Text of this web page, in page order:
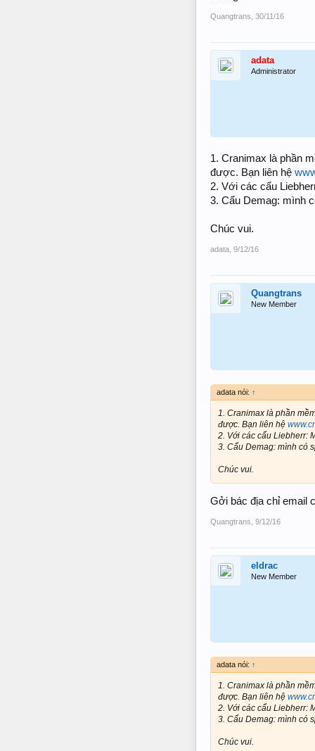
Quangtrans 30/11/16
adata
Administrator
1. Cranimax là phần
được. Bạn liên hệ
2. Với các cẩu
3. Cẩu Demag: mình
Chúc vui.
adata 9/12/16
Quangtrans
New Member
adata nói: ↑
1. Cranimax là phần
được. Bạn liên hệ
2. Với các cẩu Liebherr:
3. Cẩu Demag: mình có
Chúc vui.
Gởi bác địa chỉ email
Quangtrans 9/12/16
eldrac
New Member
adata nói: ↑
1. Cranimax là phần
được. Bạn liên hệ
2. Với các cẩu Liebherr:
3. Cẩu Demag: mình có
Chúc vui.